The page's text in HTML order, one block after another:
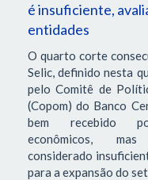
é insuficiente,
entidades
O quarto corte
Selic, definido nesta
pelo Comitê de
(Copom) do Banco
bem recebido
econômicos,
considerado
para a expansão do